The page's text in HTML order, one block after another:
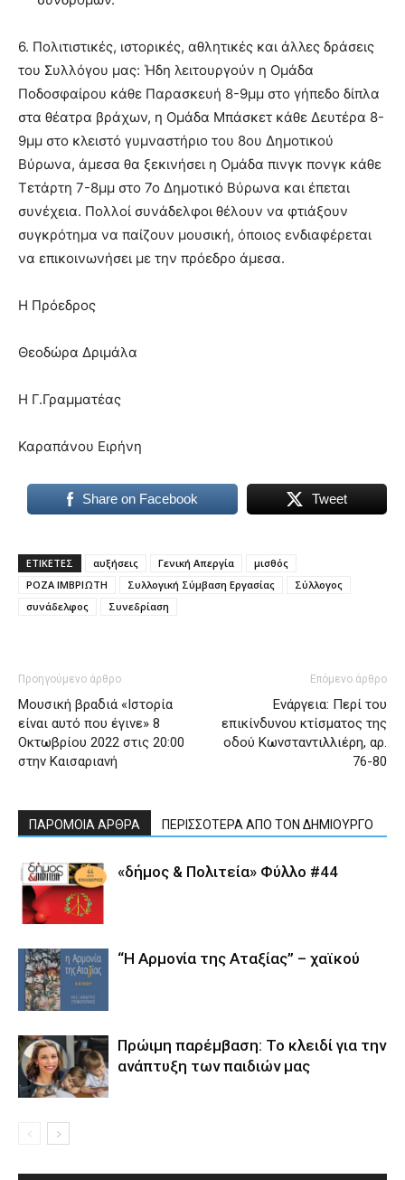
6. Πολιτιστικές, ιστορικές, αθλητικές και άλλες δράσεις
του Συλλόγου μας: Ήδη λειτουργούν η Ομάδα
Ποδοσφαίρου κάθε Παρασκευή 8-9μμ στο γήπεδο δίπλα
στα θέατρα βράχων, η Ομάδα Μπάσκετ κάθε Δευτέρα 8-
9μμ στο κλειστό γυμναστήριο του 8ου Δημοτικού
Βύρωνα, άμεσα θα ξεκινήσει η Ομάδα πινγκ πονγκ κάθε
Τετάρτη 7-8μμ στο 7ο Δημοτικό Βύρωνα και έπεται
συνέχεια. Πολλοί συνάδελφοι θέλουν να φτιάξουν
συγκρότημα να παίζουν μουσική, όποιος ενδιαφέρεται
να επικοινωνήσει με την πρόεδρο άμεσα.
Η Πρόεδρος
Θεοδώρα Δριμάλα
Η Γ.Γραμματέας
Καραπάνου Ειρήνη
Share on Facebook Tweet
ΕΤΙΚΕΤΕΣ αυξήσεις Γενική Απεργία
μισθός
ΡΟΖΑ ΙΜΒΡΙΩΤΗ
Συλλογική Σύμβαση Εργασίας
Σύλλογος
συνάδελφος
Συνεδρίαση
Προηγούμενο άρθρο
Μουσική βραδιά «Ιστορία
είναι αυτό που έγινε» 8
Οκτωβρίου 2022 στις 20:00
στην Καισαριανή
Επόμενο άρθρο
Ενάργεια: Περί του
επικίνδυνου κτίσματος της
οδού Κωνσταντιλλιέρη, αρ.
76-80
ΠΑΡΟΜΟΙΑ ΑΡΘΡΑ ΠΕΡΙΣΣΟΤΕΡΑ ΑΠΟ ΤΟΝ ΔΗΜΙΟΥΡΓΟ
«δήμος & Πολιτεία» Φύλλο #44
“Η Αρμονία της Αταξίας” – χαϊκού
Πρώιμη παρέμβαση: Το κλειδί για την
ανάπτυξη των παιδιών µας